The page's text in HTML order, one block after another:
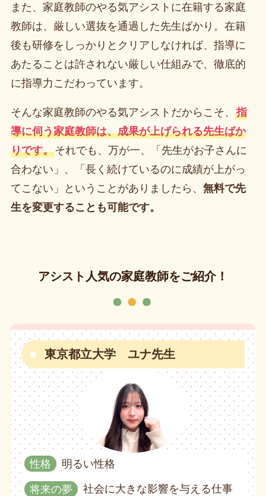
また、家庭教師のやる気アシストに在籍する家庭
教師は、厳しい選抜を通過した先生ばかり。在籍
後も研修をしっかりとクリアしなければ、指導に
あたることは許されない厳しい仕組みで、徹底的
に指導力こだわっています。
そんな家庭教師のやる気アシストだからこそ、 指
導に伺う家庭教師は、成果が上げられる先生ばか
りです。それでも、万が一、「先生がお子さんに
合わない」、「長く続けているのに成績が上がっ
てこない」ということがありましたら、 無料で先
生を変更することも可能です。
アシスト人気の家庭教師をご紹介！
東京都立大学 ユナ先生
性格 明るい性格
将来の夢 社会に大きな影響を与える仕事